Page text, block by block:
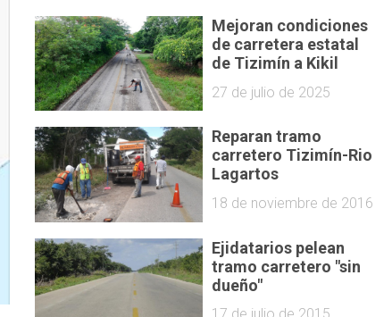
Mejoran condiciones
de carretera estatal
de Tizimín a Kikil
27 de julio de 2025
Reparan tramo
carretero Tizimín-Rio
Lagartos
18 de noviembre de 2016
Ejidatarios pelean
tramo carretero "sin
dueño"